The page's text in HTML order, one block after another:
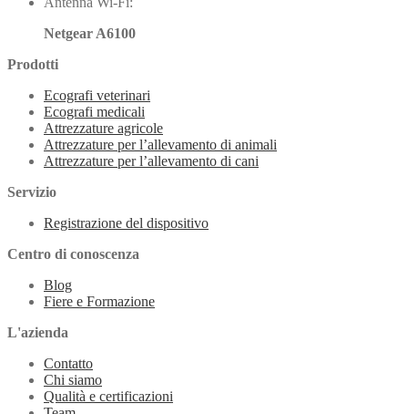
Netgear A6100
Prodotti
Ecografi veterinari
Ecografi medicali
Attrezzature agricole
Attrezzature per l’allevamento di animali
Attrezzature per l’allevamento di cani
Servizio
Registrazione del dispositivo
Centro di conoscenza
Blog
Fiere e Formazione
L'azienda
Contatto
Chi siamo
Qualità e certificazioni